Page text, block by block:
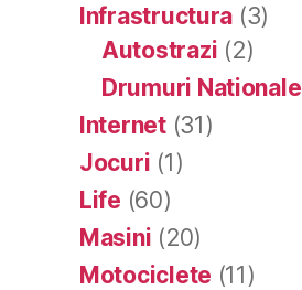
Infrastructura (3)
Autostrazi (2)
Drumuri Nationale
Internet(31)
Jocuri (1)
Life (60)
Masini (20)
Motociclete (11)